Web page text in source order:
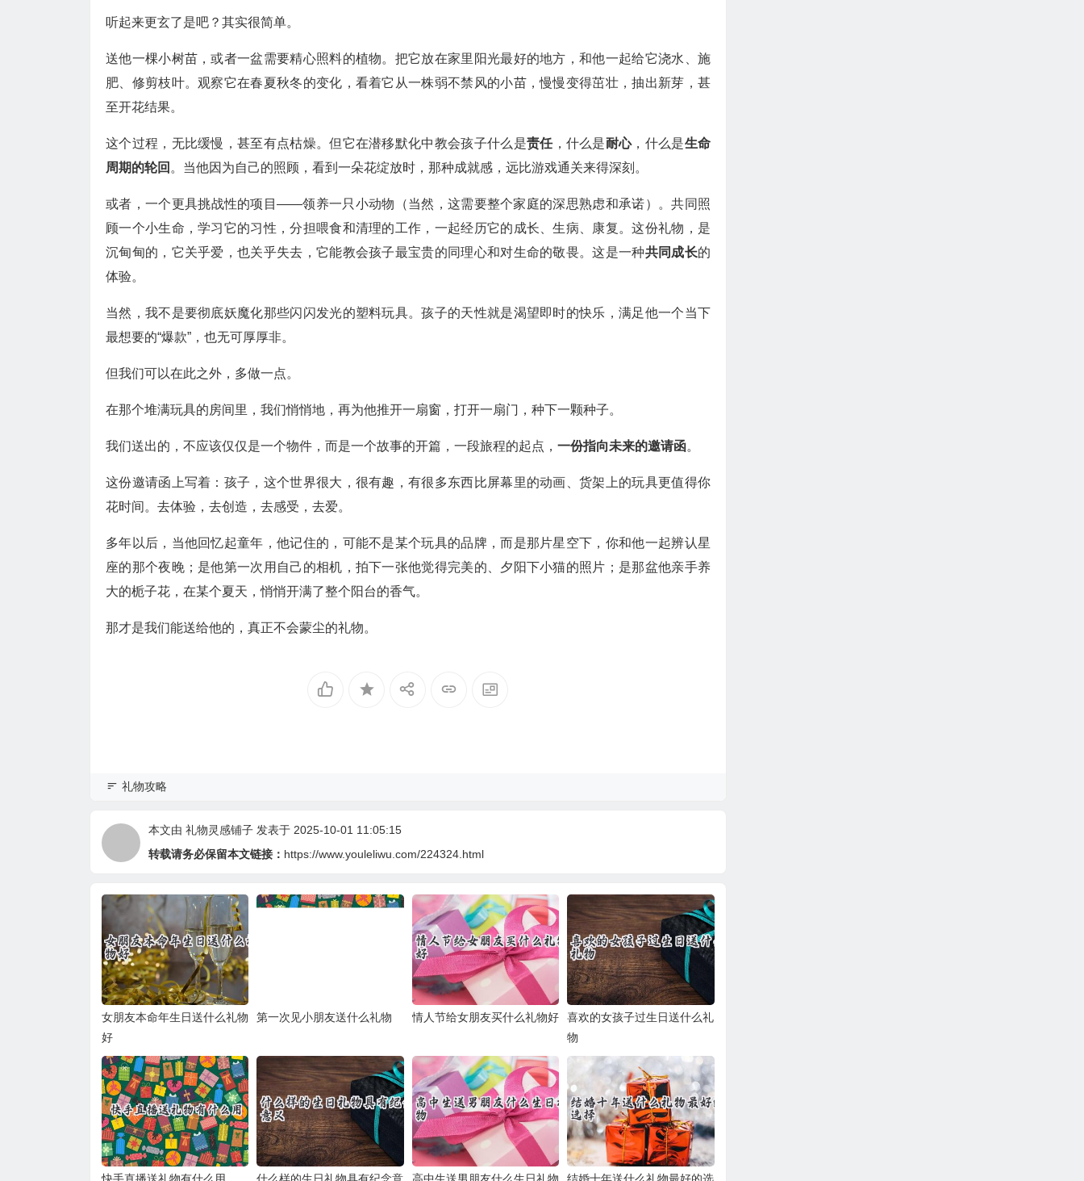
听起来更玄了是吧？其实很简单。
送他一棵小树苗，或者一盆需要精心照料的植物。把它放在家里阳光最好的地方，和他一起给它浇水、施
肥、修剪枝叶。观察它在春夏秋冬的变化，看着它从一株弱不禁风的小苗，慢慢变得茁壮，抽出新芽，甚
至开花结果。
这个过程，无比缓慢，甚至有点枯燥。但它在潜移默化中教会孩子什么是责任，什么是耐心，什么是生命
周期的轮回 。当他因为自己的照顾，看到一朵花绽放时，那种成就感，远比游戏通关来得深刻。
或者，一个更具挑战性的项目——领养一只小动物（当然，这需要整个家庭的深思熟虑和承诺）。共同照
顾一个小生命，学习它的习性，分担喂食和清理的工作，一起经历它的成长、生病、康复。这份礼物，是
沉甸甸的，它关乎爱，也关乎失去，它能教会孩子最宝贵的同理心和对生命的敬畏。这是一种共同成长的
体验。
当然，我不是要彻底妖魔化那些闪闪发光的塑料玩具。孩子的天性就是渴望即时的快乐，满足他一个当下
最想要的“爆款”，也无可厚厚非。
但我们可以在此之外，多做一点。
在那个堆满玩具的房间里，我们悄悄地，再为他推开一扇窗，打开一扇门，种下一颗种子。
我们送出的，不应该仅仅是一个物件，而是一个故事的开篇，一段旅程的起点， 一份指向未来的邀请函。
这份邀请函上写着：孩子，这个世界很大，很有趣，有很多东西比屏幕里的动画、货架上的玩具更值得你
花时间。去体验，去创造，去感受，去爱。
多年以后，当他回忆起童年，他记住的，可能不是某个玩具的品牌，而是那片星空下，你和他一起辨认星
座的那个夜晚；是他第一次用自己的相机，拍下一张他觉得完美的、夕阳下小猫的照片；是那盆他亲手养
大的栀子花，在某个夏天，悄悄开满了整个阳台的香气。
那才是我们能送给他的，真正不会蒙尘的礼物。
礼物攻略
本文由 礼物灵感铺子 发表于 2025-10-01 11:05:15
转载请务必保留本文链接： https://www.youleliwu.com/224324.html
女朋友本命年生日送什么礼物
好
第一次见小朋友送什么礼物 情人节给女朋友买什么礼物好
喜欢的女孩子过生日送什么礼
物
快手直播送礼物有什么用 什么样的生日礼物具有纪念意 高中生送男朋友什么生日礼物 结婚十年送什么礼物最好的选